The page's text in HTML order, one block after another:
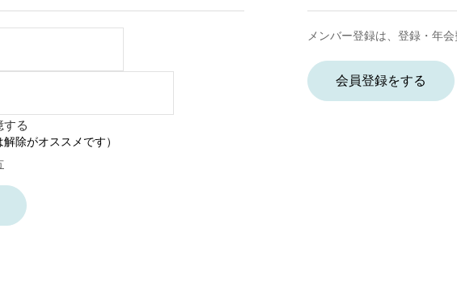
する
除がオススメです）
メンバー登録は、登録・年会
会員登録をする